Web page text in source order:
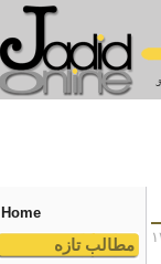
Home
مطالب تازه